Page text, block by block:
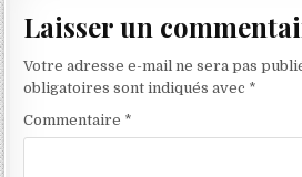
Laisser un
Votre adresse e-mail ne sera pas
obligatoires sont indiqués avec *
Commentaire *